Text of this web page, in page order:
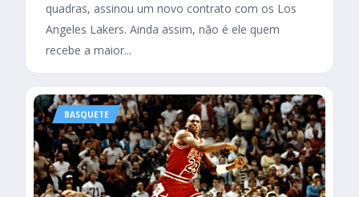
quadras, assinou um novo contrato com os Los
Angeles Lakers. Ainda assim, não é ele quem
recebe a maior...
BASQUETE